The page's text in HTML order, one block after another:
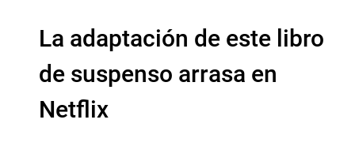
La adaptación de este libro
de suspenso arrasa en
Netflix